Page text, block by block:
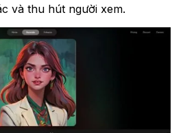
và thu hút người xem.